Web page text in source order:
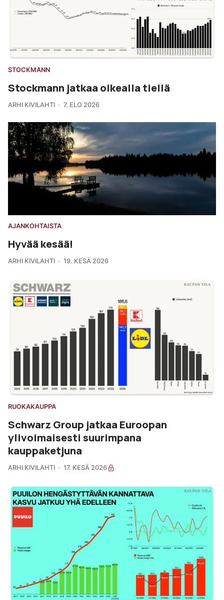
STOCKMANN
Stockmann jatkaa oikealla tiellä
ARHI KIVILAHTI 7. ELO 2026
AJANKOHTAISTA
Hyvää kesää!
ARHI KIVILAHTI 19. KESÄ 2026
RUOKAKAUPPA
Schwarz Group jatkaa Euroopan
ylivoimaisesti suurimpana
kauppaketjuna
ARHI KIVILAHTI 17. KESÄ 2026